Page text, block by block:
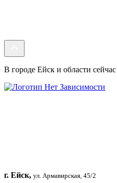
В городе Ейск и области
г. Ейск, ул. Армавирская, 45/2